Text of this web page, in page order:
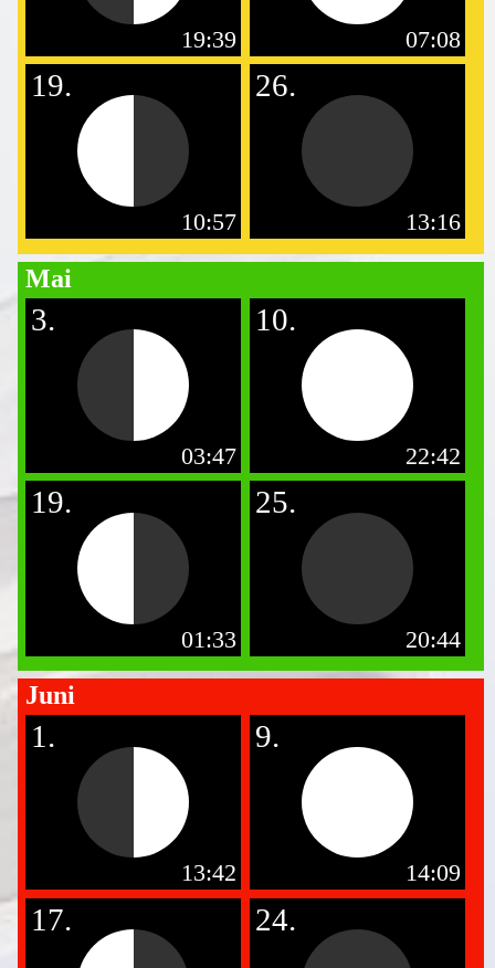
19:39 07:08
19.
10:57
26.
13:16
Mai
3.
03:47
10.
22:42
19.
01:33
25.
20:44
Juni
1.
13:42
9.
14:09
17. 24.